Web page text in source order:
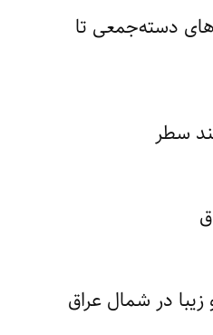
دسته‌جمعی تا
سطر
در شمال عراق